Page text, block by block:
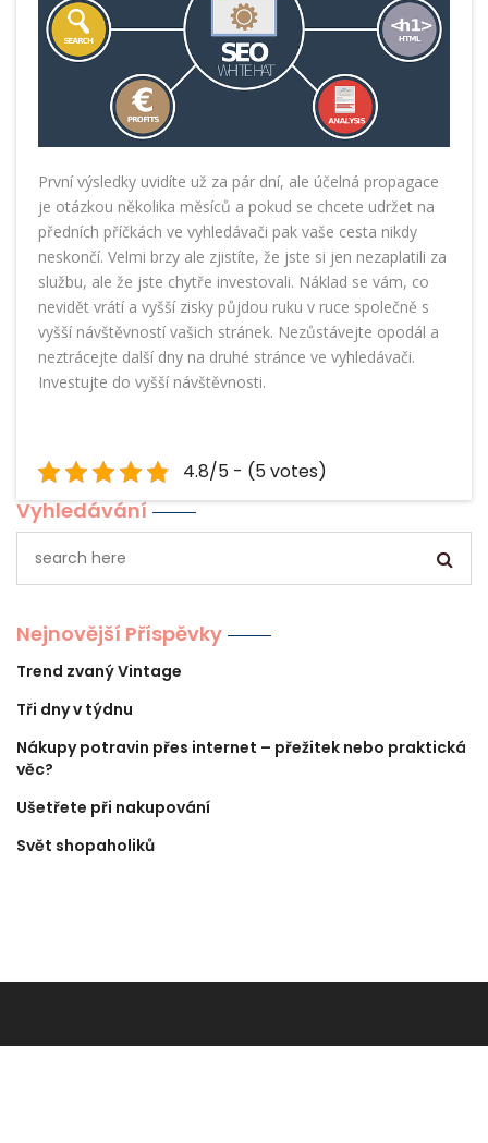
První výsledky uvidíte už za pár dní, ale účelná propagace
je otázkou několika měsíců a pokud se chcete udržet na
předních příčkách ve vyhledávači pak vaše cesta nikdy
neskončí. Velmi brzy ale zjistíte, že jste si jen nezaplatili za
službu, ale že jste chytře investovali. Náklad se vám, co
nevidět vrátí a vyšší zisky půjdou ruku v ruce společně s
vyšší návštěvností vašich stránek. Nezůstávejte opodál a
neztrácejte další dny na druhé stránce ve vyhledávači.
Investujte do vyšší návštěvnosti.
4.8/5 - (5 votes)
Vyhledávání
Nejnovější Příspěvky
Trend zvaný Vintage
Tři dny v týdnu
Nákupy potravin přes internet – přežitek nebo praktická
věc?
Ušetřete při nakupování
Svět shopaholiků